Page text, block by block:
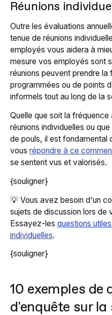
Réunions
Outre les évaluations
tenue de réunions
employés vous aidera à
mesure vos employés sont
réunions peuvent prendre
programmées ou de points
informels tout au long de la
Quelle que soit la
réunions individuelles ou
de pouls, il est fondamental
vous répondre à ce
se sentent vus et valorisés.
{souligner}
💡 Vous avez besoin d'un
sujets de discussion lors de
Essayez-les questions
individuelles.
{souligner}
10 exemples de
d'enquête sur